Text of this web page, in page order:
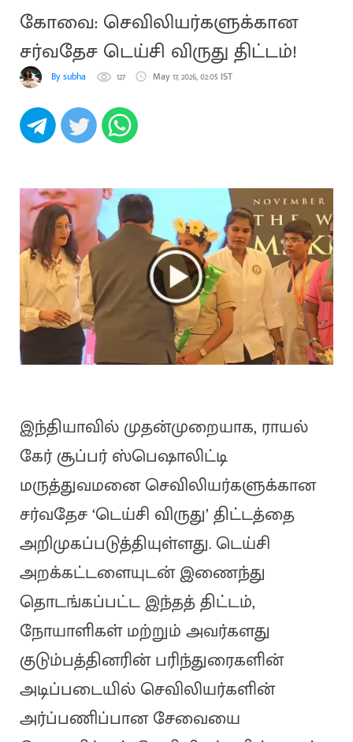
கோவை: செவிலியர்களுக்கான
சர்வதேச டெய்சி விருது திட்டம்!
By subha 127 May 17, 2026, 02:05 IST
இந்தியாவில் முதன்முறையாக, ராயல்
கேர் சூப்பர் ஸ்பெஷாலிட்டி
மருத்துவமனை செவிலியர்களுக்கான
சர்வதேச ‘டெய்சி விருது’ திட்டத்தை
அறிமுகப்படுத்தியுள்ளது. டெய்சி
அறக்கட்டளையுடன் இணைந்து
தொடங்கப்பட்ட இந்தத் திட்டம்,
நோயாளிகள் மற்றும் அவர்களது
குடும்பத்தினரின் பரிந்துரைகளின்
அடிப்படையில் செவிலியர்களின்
அர்ப்பணிப்பான சேவையை